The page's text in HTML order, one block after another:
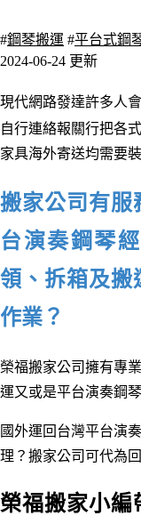
#鋼琴搬運 #平台式鋼
2024-06-24 更新
現代網路發達許多人
自行連絡報關行把各
家具海外寄送均需要
搬家公司有服
台演奏鋼琴
領、拆箱及搬
作業？
榮福搬家公司擁有專
運又或是平台演奏鋼
國外運回台灣平台演
理？搬家公司可代為
榮福搬家小編